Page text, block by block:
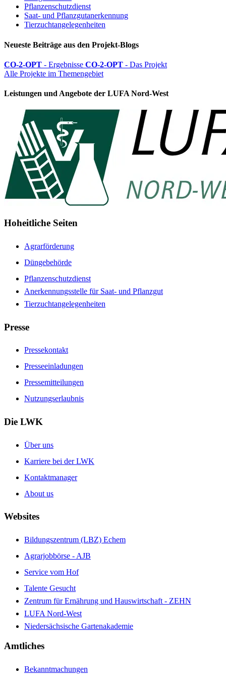
Pflanzenschutzdienst
Saat- und Pflanzgutanerkennung
Tierzuchtangelegenheiten
Neueste Beiträge aus den Projekt-Blogs
CO-2-OPT - Ergebnisse CO-2-OPT - Das Projekt
Alle Projekte im Themengebiet
Leistungen und Angebote der LUFA Nord-West
Hoheitliche Seiten
Agrarförderung
Düngebehörde
Pflanzenschutzdienst
Anerkennungsstelle für Saat- und Pflanzgut
Tierzuchtangelegenheiten
Presse
Pressekontakt
Presseeinladungen
Pressemitteilungen
Nutzungserlaubnis
Die LWK
Über uns
Karriere bei der LWK
Kontaktmanager
About us
Websites
Bildungszentrum (LBZ) Echem
Agrarjobbörse - AJB
Service vom Hof
Talente Gesucht
Zentrum für Ernährung und Hauswirtschaft - ZEHN
LUFA Nord-West
Niedersächsische Gartenakademie
Amtliches
Bekanntmachungen